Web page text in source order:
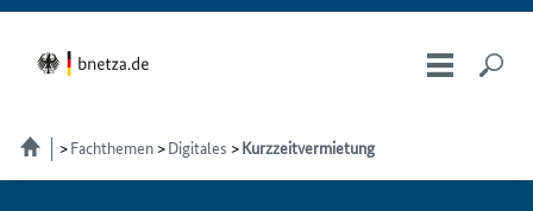
Fachthemen Digitales Kurzzeitvermietung